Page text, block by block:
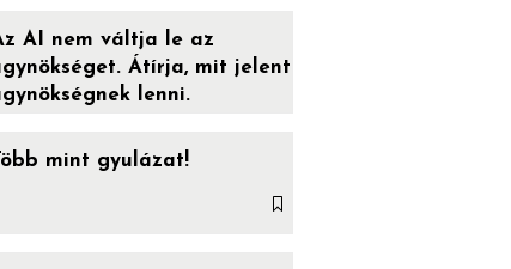
AI nem váltja le az
Átírja, mit jelent
lenni.
Több mint gyulázat!